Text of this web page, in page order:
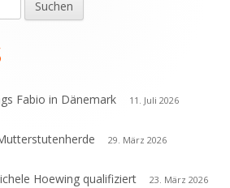
Fabio in Dänemark 11. Juli 2026
29. März 2026
Hoewing qualifiziert 23. März 2026